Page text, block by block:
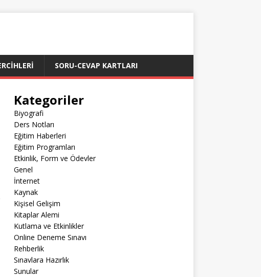
SORU-CEVAP KARTLARI
Kategoriler
Biyografi
Ders Notları
Eğitim Haberleri
Eğitim Programları
Etkinlik, Form ve Ödevler
Genel
İnternet
Kaynak
Kişisel Gelişim
Kitaplar Alemi
Kutlama ve Etkinlikler
Online Deneme Sınavı
Rehberlik
Sınavlara Hazırlık
Sunular